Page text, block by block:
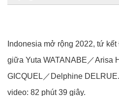
Indonesia mở rộng 2022, tứ
giữa Yuta WATANABE／Arisa
GICQUEL／Delphine
video: 82 phút 39 giây.